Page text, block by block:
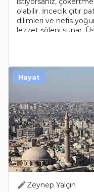
olabilir. İncecik çıtır
dilimleri ve nefis
lezzet şöleni sunar.
Zeynep Yalçın
Hayat